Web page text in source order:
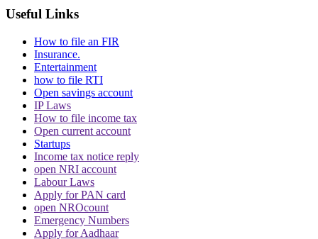
Bengal School Job Case
Trending in Hindi
CJI पर जूता फेंकने वाले वकील की बढ़ी मुश्किलें, AG
ने 'अवमानना' की कार्यवाही शुरू करने की इजाजत दी
Useful Links
How to file an FIR
Insurance.
Entertainment
how to file RTI
Open savings account
IP Laws
How to file income tax
Open current account
Startups
Income tax notice reply
open NRI account
Labour Laws
Apply for PAN card
open NROcount
Emergency Numbers
Apply for Aadhaar